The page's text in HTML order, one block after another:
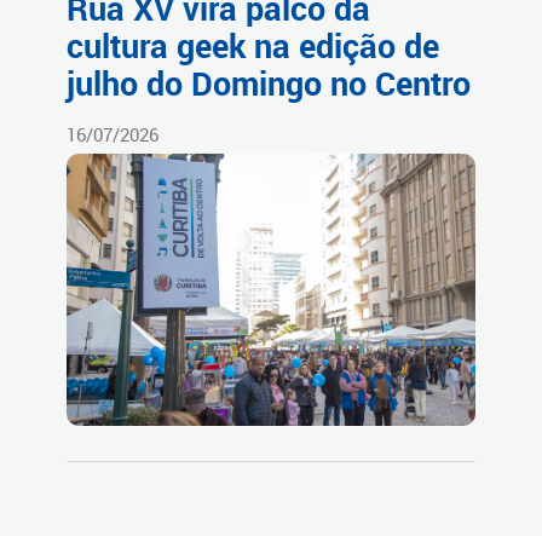
cultura geek na edição de
julho do Domingo no Centro
16/07/2026